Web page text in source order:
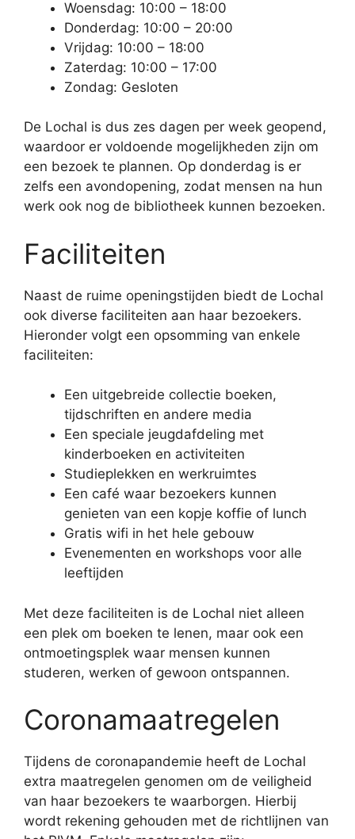
Woensdag: 10:00 – 18:00
Donderdag: 10:00 – 20:00
Vrijdag: 10:00 – 18:00
Zaterdag: 10:00 – 17:00
Zondag: Gesloten
De Lochal is dus zes dagen per week geopend,
waardoor er voldoende mogelijkheden zijn om
een bezoek te plannen. Op donderdag is er
zelfs een avondopening, zodat mensen na hun
werk ook nog de bibliotheek kunnen bezoeken.
Faciliteiten
Naast de ruime openingstijden biedt de Lochal
ook diverse faciliteiten aan haar bezoekers.
Hieronder volgt een opsomming van enkele
faciliteiten:
Een uitgebreide collectie boeken,
tijdschriften en andere media
Een speciale jeugdafdeling met
kinderboeken en activiteiten
Studieplekken en werkruimtes
Een café waar bezoekers kunnen
genieten van een kopje koffie of lunch
Gratis wifi in het hele gebouw
Evenementen en workshops voor alle
leeftijden
Met deze faciliteiten is de Lochal niet alleen
een plek om boeken te lenen, maar ook een
ontmoetingsplek waar mensen kunnen
studeren, werken of gewoon ontspannen.
Coronamaatregelen
Tijdens de coronapandemie heeft de Lochal
extra maatregelen genomen om de veiligheid
van haar bezoekers te waarborgen. Hierbij
wordt rekening gehouden met de richtlijnen van